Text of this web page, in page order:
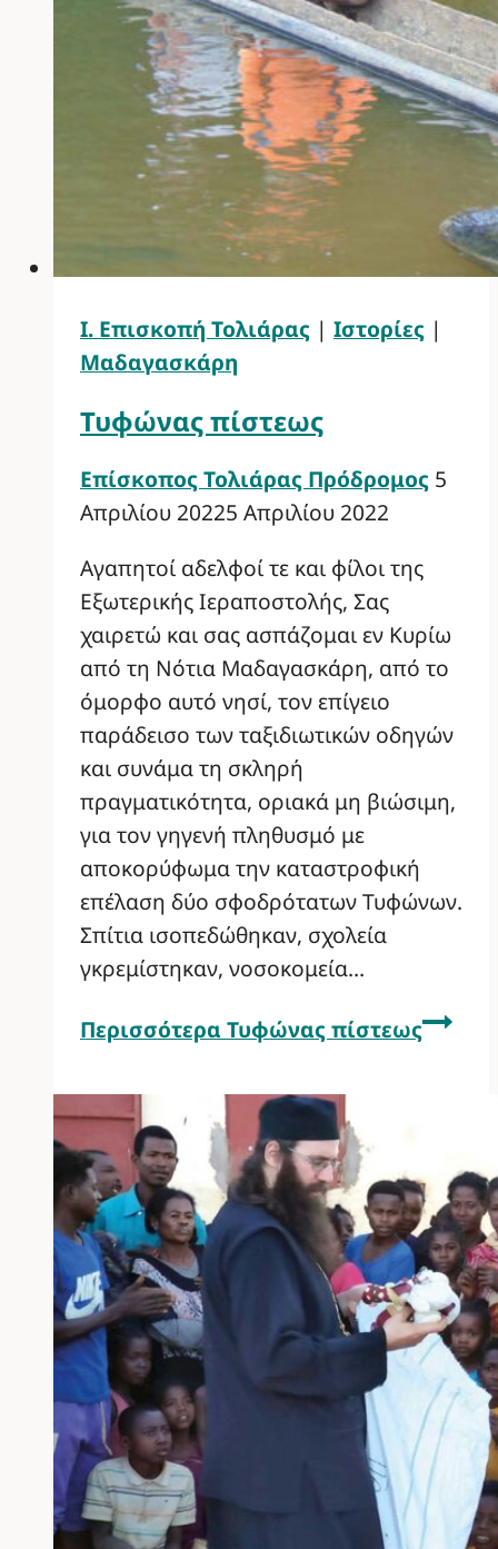
Ι. Επισκοπή Τολιάρας | Ιστορίες |
Μαδαγασκάρη
Τυφώνας πίστεως
Επίσκοπος Τολιάρας Πρόδρομος 5
Απριλίου 20225 Απριλίου 2022
Αγαπητοί αδελφοί τε και φίλοι της
Εξωτερικής Ιεραποστολής, Σας
χαιρετώ και σας ασπάζομαι εν Κυρίω
από τη Νότια Μαδαγασκάρη, από το
όμορφο αυτό νησί, τον επίγειο
παράδεισο των ταξιδιωτικών οδηγών
και συνάμα τη σκληρή
πραγματικότητα, οριακά μη βιώσιμη,
για τον γηγενή πληθυσμό με
αποκορύφωμα την καταστροφική
επέλαση δύο σφοδρότατων Τυφώνων.
Σπίτια ισοπεδώθηκαν, σχολεία
γκρεμίστηκαν, νοσοκομεία…
Περισσότερα Τυφώνας πίστεως